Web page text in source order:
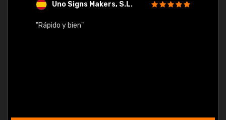
Uno Signs Makers, S.L.
"Rápido y bien"